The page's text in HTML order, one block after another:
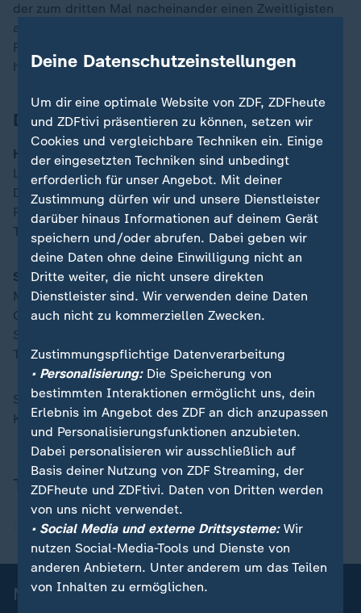
der zum dritten Mal nacheinander einen Zweitligisten
aus dem Pokal warf. Ein Traumtor von Herthas Kapitän
Fabian Reese (104.) hatte die Blau-Weißen wieder
hoffen lassen.
Die Aufstellungen
Hertha BSC:
Ernst - Eitschberger (116. Klemens),
Leistner (99. Dudziak), Gechter, Karbownik - Marton
Dardai, Seguin - Winkler (80. Brekalo), Cuisance,
Reese – Kownacki (80. Schuler).
Trainer: Stefan Leitl
SC Freiburg:Florian Müller - Treu, Ginter, Rosenfelder,
Makengo (78. Günter) - Maximilian Eggestein,
Osterhage (78. Manzambi), Beste (117. Irié), Suzuki,
Scherhant (63. Grifo) - Matanovic (113. Höler).
Trainer: Julian Schuster
Schiedsrichter: Patrick Ittrich
Kommentatorin: Claudia Neumann
Thema
DFB-Pokal
Mehr Fußball
Deine Datenschutzeinstellungen
Um dir eine optimale Website von ZDF, ZDFheute
und ZDFtivi präsentieren zu können, setzen wir
Cookies und vergleichbare Techniken ein. Einige
der eingesetzten Techniken sind unbedingt
erforderlich für unser Angebot. Mit deiner
Zustimmung dürfen wir und unsere Dienstleister
darüber hinaus Informationen auf deinem Gerät
speichern und/oder abrufen. Dabei geben wir
deine Daten ohne deine Einwilligung nicht an
Dritte weiter, die nicht unsere direkten
Dienstleister sind. Wir verwenden deine Daten
auch nicht zu kommerziellen Zwecken.
Zustimmungspflichtige Datenverarbeitung
• Personalisierung:Die Speicherung von
bestimmten Interaktionen ermöglicht uns, dein
Erlebnis im Angebot des ZDF an dich anzupassen
und Personalisierungsfunktionen anzubieten.
Dabei personalisieren wir ausschließlich auf
Basis deiner Nutzung von ZDF Streaming, der
ZDFheute und ZDFtivi. Daten von Dritten werden
von uns nicht verwendet.
• Social Media und externe Drittsysteme:Wir
nutzen Social-Media-Tools und Dienste von
anderen Anbietern. Unter anderem um das Teilen
von Inhalten zu ermöglichen.